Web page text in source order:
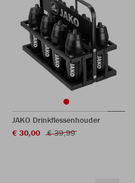
JAKO Drinkflessenhouder
€ 30,00
€ 39,99